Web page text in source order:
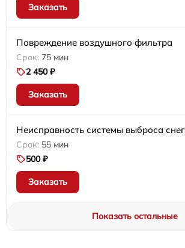
Заказать
Повреждение воздушного фильтра
75 мин
2 450 ₽
Заказать
Неисправность системы выброса
55 мин
500 ₽
Заказать
Показать остальные